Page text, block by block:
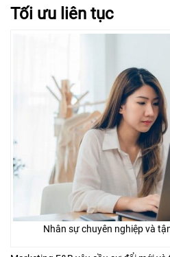
Tối ưu liên tục
Nhân sự chuyên nghiệp và